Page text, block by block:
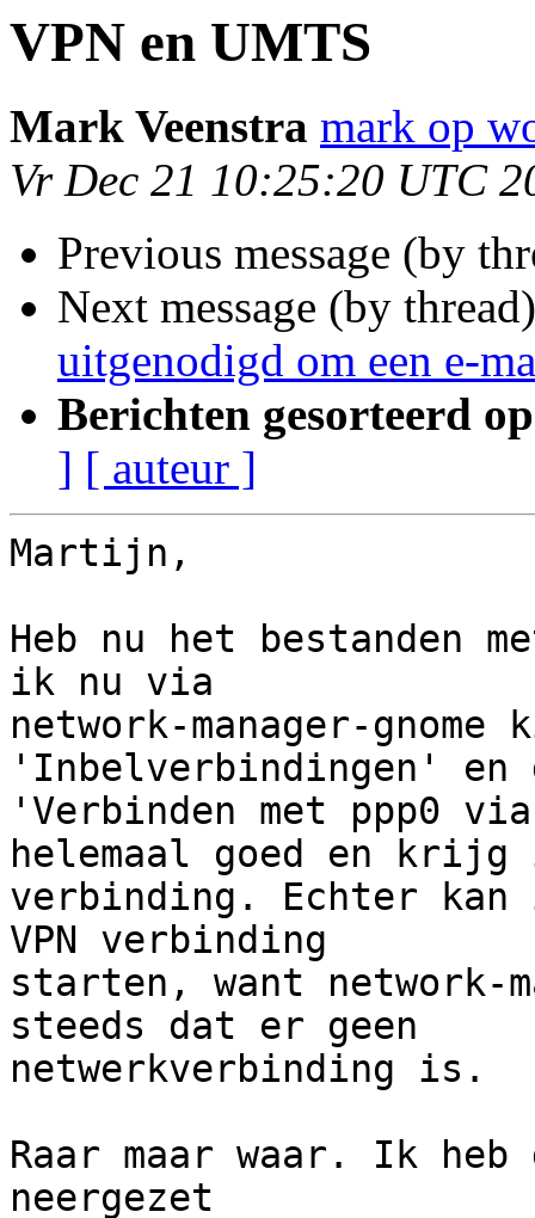
VPN en UMTS
Mark Veenstra mark op
Vr Dec 21 10:25:20 UTC
Previous message (by
Next message (by
uitgenodigd om een e-
Berichten gesorteerd
] [ auteur ]
Martijn,
Heb nu het bestanden
ik nu via
network-manager-gnome
'Inbelverbindingen' en
'Verbinden met ppp0
helemaal goed en krijg
verbinding. Echter
VPN verbinding
starten, want network-
steeds dat er geen
netwerkverbinding is.
Raar maar waar. Ik